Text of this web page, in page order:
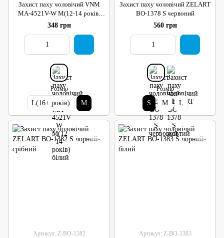
Захист паху чоловічий VNM
MA-4521V-W M(12-14 років)
білий
348 грн
Розмір
L(16+ років) M
Захист паху чоловічий ZELART
BO-1378 S червоний
560 грн
Розмір
S M L
Артикул: Z-BO-1382 Артикул: Z-BO-1383